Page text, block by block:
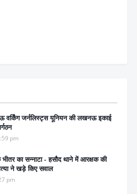
जर्नलिस्ट्स यूनियन की लखनऊ इकाई
pm
भीतर का सन्नाटा - हसौद थाने में आरक्षक की
ने खड़े किए सवाल
pm